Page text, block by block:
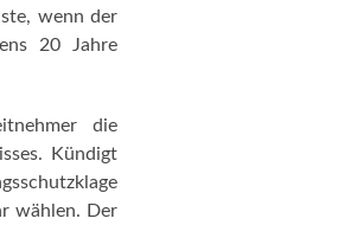
wenn der
20 Jahre
die
Kündigt
wählen. Der